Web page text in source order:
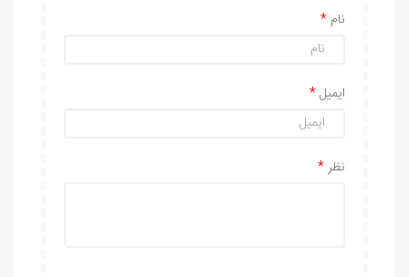
نام
ایمیل
نظر